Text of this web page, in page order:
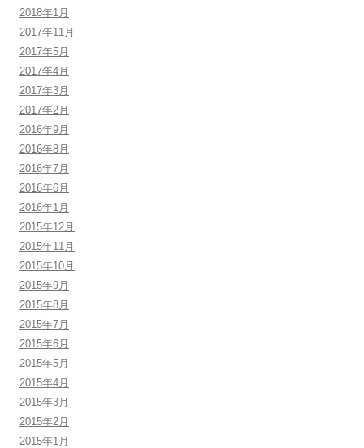
2018年1月
2017年11月
2017年5月
2017年4月
2017年3月
2017年2月
2016年9月
2016年8月
2016年7月
2016年6月
2016年1月
2015年12月
2015年11月
2015年10月
2015年9月
2015年8月
2015年7月
2015年6月
2015年5月
2015年4月
2015年3月
2015年2月
2015年1月